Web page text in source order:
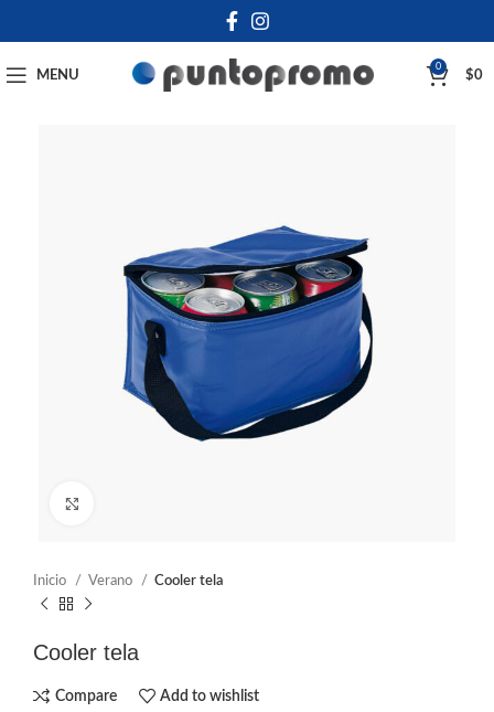
MENU
0
$0
Inicio Verano Cooler tela
Cooler tela
Compare Add to wishlist